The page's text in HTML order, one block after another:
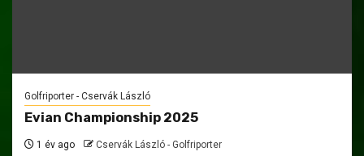
Golfriporter - Cservák László
Evian Championship 2025
1 év ago Cservák László - Golfriporter